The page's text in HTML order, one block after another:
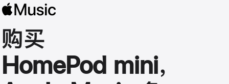
购买
HomePod mini，